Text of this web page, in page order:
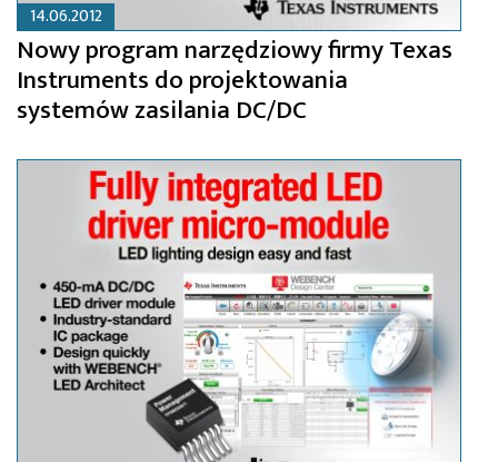
14.06.2012
Nowy program narzędziowy firmy Texas
Instruments do projektowania
systemów zasilania DC/DC